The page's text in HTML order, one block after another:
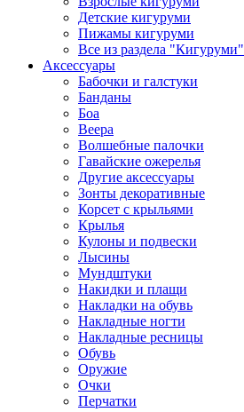
Детские кигуруми
Пижамы кигуруми
Все из раздела "Кигуруми"
Аксессуары
Бабочки и галстуки
Банданы
Боа
Веера
Волшебные палочки
Гавайские ожерелья
Другие аксессуары
Зонты декоративные
Корсет с крыльями
Крылья
Кулоны и подвески
Лысины
Мундштуки
Накидки и плащи
Накладки на обувь
Накладные ногти
Накладные ресницы
Обувь
Оружие
Очки
Перчатки